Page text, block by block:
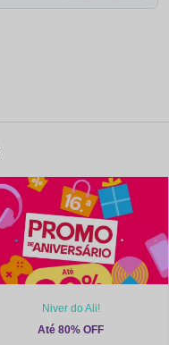
Niver do Ali!
Até 80% OFF